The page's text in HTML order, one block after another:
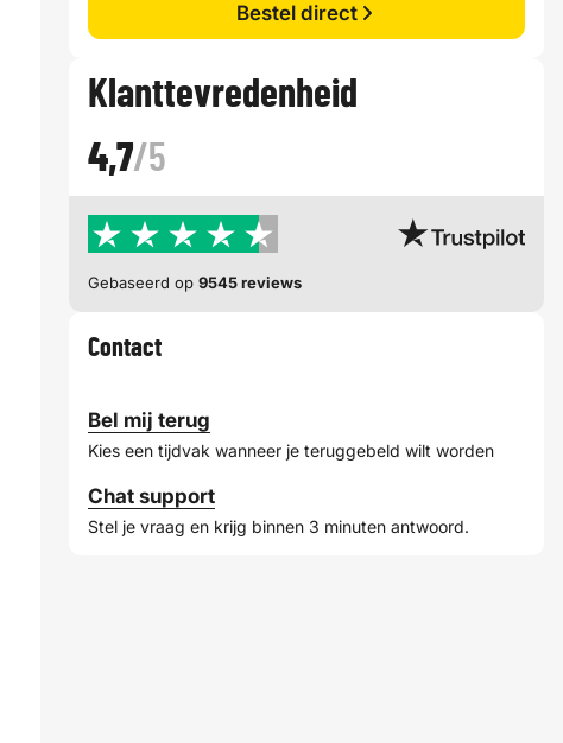
Bestel direct
Klanttevredenheid
4,7/5
Gebaseerd op 9545 reviews
Contact
Bel mij terug
Kies een tijdvak wanneer je teruggebeld wilt worden
Chat support
Stel je vraag en krijg binnen 3 minuten antwoord.